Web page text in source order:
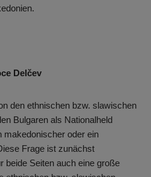
Delčev
den ethnischen bzw. slawischen
Bulgaren als Nationalheld
makedonischer oder ein
Frage ist zunächst
beide Seiten auch eine große